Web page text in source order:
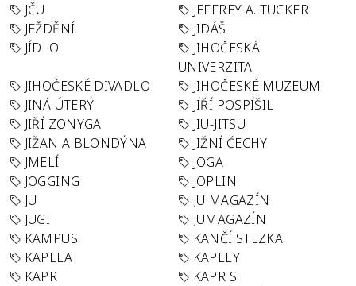
JČU
JEFFREY A. TUCKER
JEŽDĚNÍ
JIDÁŠ
JÍDLO
JIHOČESKÁ
UNIVERZITA
JIHOČESKÉ DIVADLO
JIHOČESKÉ MUZEUM
JINÁ ÚTERÝ
JÍŘÍ POSPÍŠIL
JIŘÍ ZONYGA
JIU-JITSU
JIŽAN A BLONDÝNA
JIŽNÍ ČECHY
JMELÍ
JOGA
JOGGING
JOPLIN
JU
JU MAGAZÍN
JUGI
JUMAGAZÍN
KAMPUS
KANČÍ STEZKA
KAPELA
KAPELY
KAPR
KAPR S